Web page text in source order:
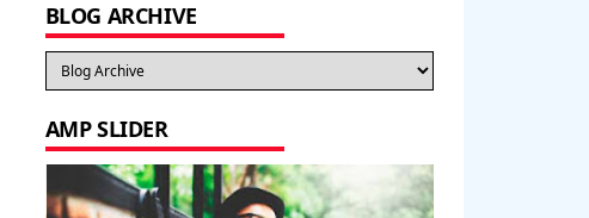
BLOG ARCHIVE
AMP SLIDER